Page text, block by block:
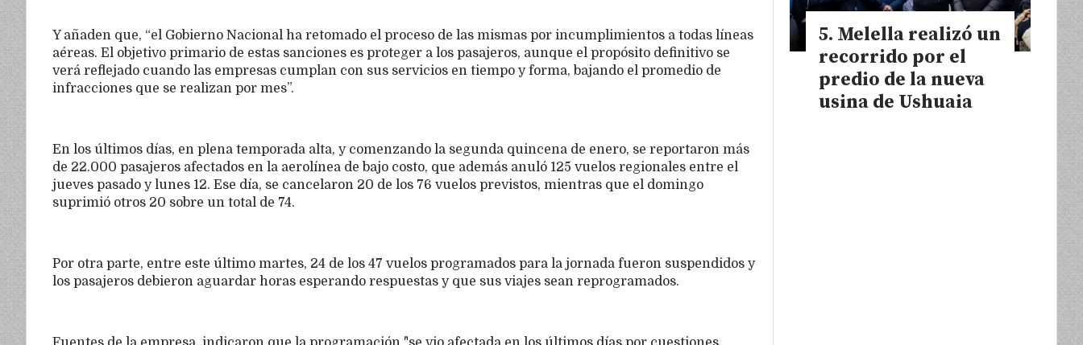
Y añaden que, “el Gobierno Nacional ha retomado el proceso de las mismas por incumplimientos a todas líneas
aéreas. El objetivo primario de estas sanciones es proteger a los pasajeros, aunque el propósito definitivo se
verá reflejado cuando las empresas cumplan con sus servicios en tiempo y forma, bajando el promedio de
infracciones que se realizan por mes”.
En los últimos días, en plena temporada alta, y comenzando la segunda quincena de enero, se reportaron más
de 22.000 pasajeros afectados en la aerolínea de bajo costo, que además anuló 125 vuelos regionales entre el
jueves pasado y lunes 12. Ese día, se cancelaron 20 de los 76 vuelos previstos, mientras que el domingo
suprimió otros 20 sobre un total de 74.
Por otra parte, entre este último martes, 24 de los 47 vuelos programados para la jornada fueron suspendidos y
los pasajeros debieron aguardar horas esperando respuestas y que sus viajes sean reprogramados.
Melella realizó un
recorrido por el
predio de la nueva
usina de Ushuaia